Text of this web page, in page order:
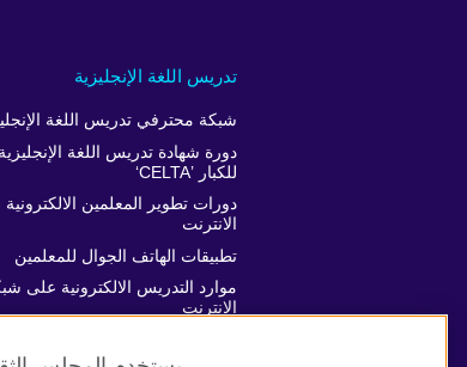
تدريس اللغة الإنجليزية
شبكة محترفي تدريس اللغة
دورة شهادة تدريس اللغة الإنجليزية
للكبار ’CELTA‘
دورات تطوير المعلمين الالكترونية
الانترنت
تطبيقات الهاتف الجوال للمعلمين
موارد التدريس الالكترونية على
الانترنت